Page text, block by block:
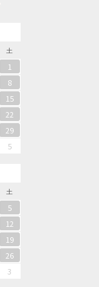
土
1
8
15
22
29
5
土
5
12
19
26
3